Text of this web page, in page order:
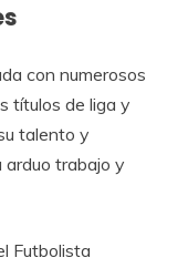
con numerosos
títulos de liga y
talento y
arduo trabajo y
Futbolista